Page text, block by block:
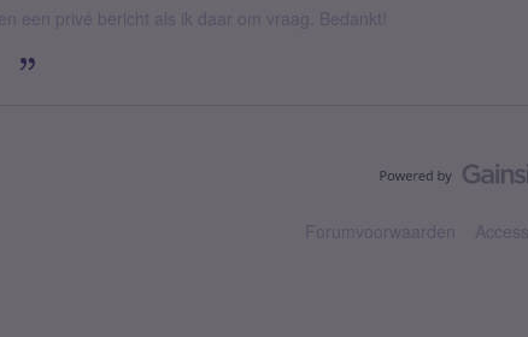
een privé bericht als ik daar om vraag. Bedankt!
Forumvoorwaarden